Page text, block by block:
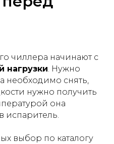
чиллера начинают с
нагрузки . Нужно
необходимо снять,
нужно получить
она
испаритель.
выбор по каталогу